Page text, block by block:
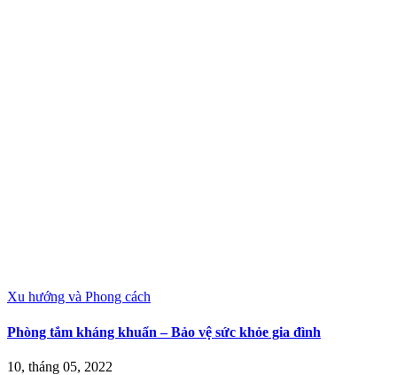
Xu hướng và Phong cách
Phòng tắm kháng khuẩn – Bảo vệ sức khỏe gia đình
10, tháng 05, 2022